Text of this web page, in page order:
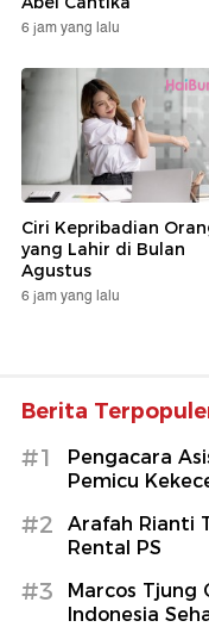
6 jam yang lalu
Ciri Kepribadian
yang Lahir di Bulan
Agustus
6 jam yang lalu
Berita
#1
Pengacara
Pemicu
#2
Arafah Rianti
Rental PS
#3
Marcos Tjung
Indonesia